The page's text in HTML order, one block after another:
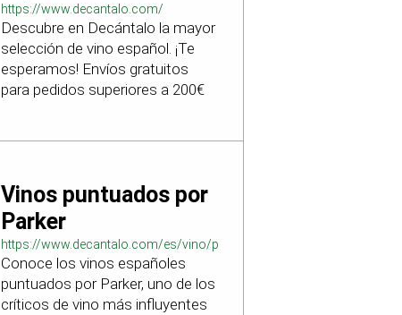
https://www.decantalo.com/
Descubre en Decántalo la mayor
selección de vino español. ¡Te
esperamos! Envíos gratuitos
para pedidos superiores a 200€
Vinos puntuados por
Parker
https://www.decantalo.com/es/vino/puntuacion_parker/
Conoce los vinos españoles
puntuados por Parker, uno de los
críticos de vino más influyentes